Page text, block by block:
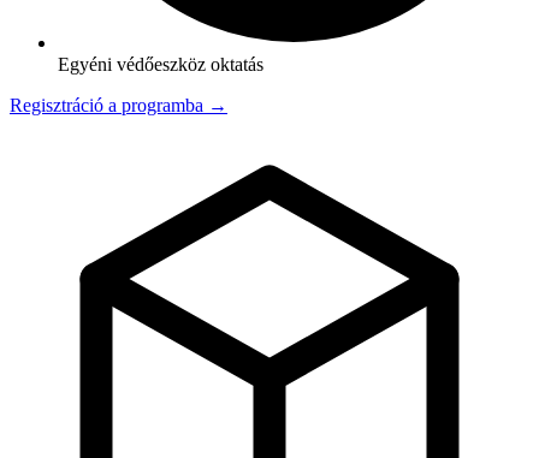
Egyéni védőeszköz oktatás
Regisztráció a programba →